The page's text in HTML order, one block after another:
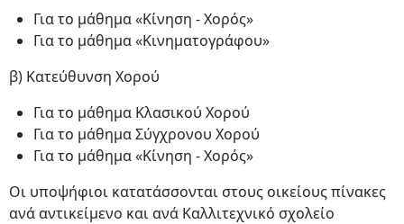
Για το μάθημα «Κίνηση - Χορός»
Για το μάθημα «Κινηματογράφου»
β) Κατεύθυνση Χορού
Για το μάθημα Κλασικού Χορού
Για το μάθημα Σύγχρονου Χορού
Για το μάθημα «Κίνηση - Χορός»
Οι υποψήφιοι κατατάσσονται στους οικείους πίνακες
ανά αντικείμενο και ανά Καλλιτεχνικό σχολείο